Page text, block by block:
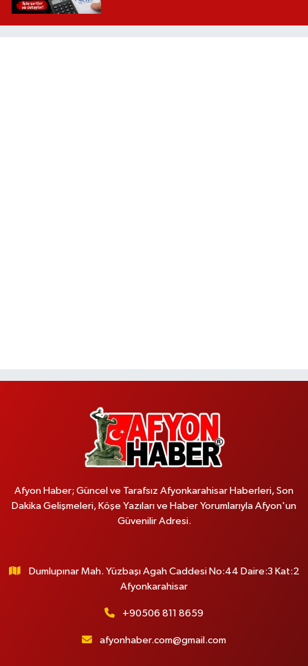
Afyon Haber; Güncel ve Tarafsız Afyonkarahisar Haberleri, Son
Dakika Gelişmeleri, Köşe Yazıları ve Haber Yorumlarıyla Afyon'un
Güvenilir Adresi.
Dumlupınar Mah. Yüzbaşı Agah Caddesi No:44 Daire:3 Kat:2
Afyonkarahisar
+90506 811 8659
afyonhaber.com@gmail.com